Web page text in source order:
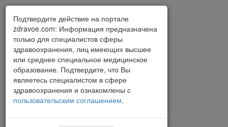
Подтвердите действие на портале
zdravoe.com: Информация предназначена
только для специалистов сферы
здравоохранения, лиц имеющих высшее
или среднее специальное медицинское
образование. Подтвердите, что Вы
являетесь специалистом в сфере
здравоохранения и ознакомлены с
пользовательским соглашением.